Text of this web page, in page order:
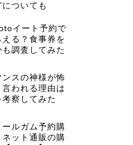
ついても
イート予約で
る？食事券を
調査してみた
スの神様が怖
われる理由は
察してみた
ルガム予約購
ネット通販の購